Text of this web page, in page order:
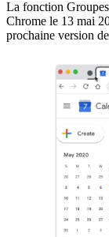
La fonction
Chrome le 13 mai
prochaine version